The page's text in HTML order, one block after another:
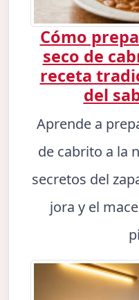
Cómo
seco de
receta
del
Aprende a
de cabrito a la
secretos del
jora y el